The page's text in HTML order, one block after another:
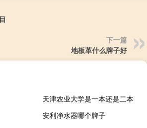
下一篇
地板革什么牌子好
天津农业大学是一本还是二本
安利净水器哪个牌子